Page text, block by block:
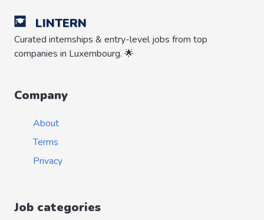
LINTERN
Curated internships & entry-level jobs from top
companies in Luxembourg. 🌟
Company
About
Terms
Privacy
Job categories